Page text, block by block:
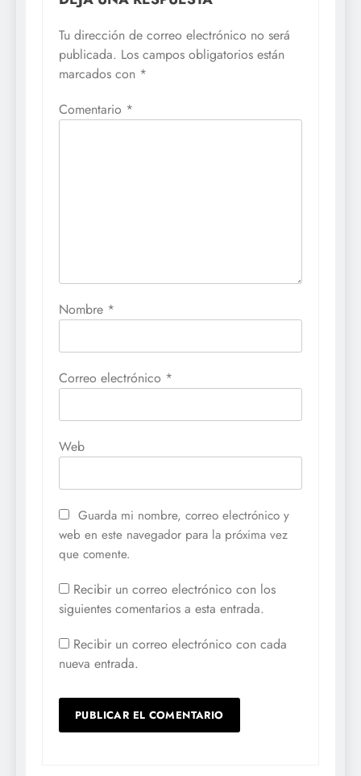
Tu dirección de correo electrónico no será
publicada. Los campos obligatorios están
marcados con *
Comentario *
Nombre *
Correo electrónico *
Web
Guarda mi nombre, correo electrónico y
web en este navegador para la próxima vez
que comente.
Recibir un correo electrónico con los
siguientes comentarios a esta entrada.
Recibir un correo electrónico con cada
nueva entrada.